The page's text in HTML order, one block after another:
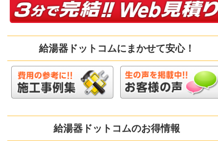
給湯器ドットコムにまかせて安心！
給湯器ドットコムのお得情報